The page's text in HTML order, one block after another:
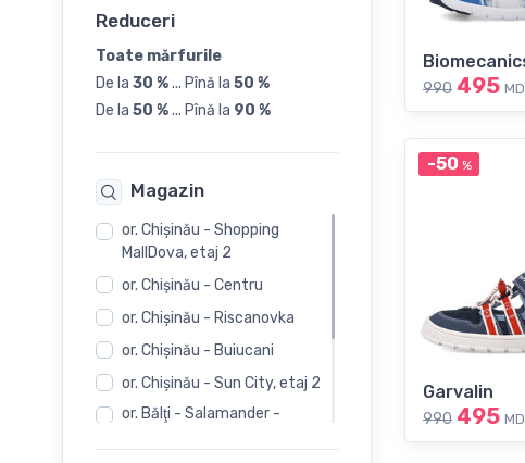
28
29
30
31
33
Reduceri
Toate mărfurile
De la 30 %... Pînă la 50 %
De la 50 %... Pînă la 90 %
Magazin
or. Chişinău - Shopping
MallDova, etaj 2
or. Chişinău - Centru
or. Chişinău - Riscanovka
or. Chişinău - Buiucani
or. Chişinău - Sun City, etaj 2
or. Bălţi - Salamander -
990 495
-50 %
Garvalin
990 495